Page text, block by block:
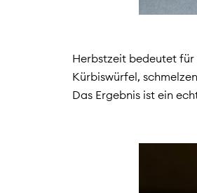
Herbstzeit bedeutet
Kürbiswürfel,
Das Ergebnis ist ein